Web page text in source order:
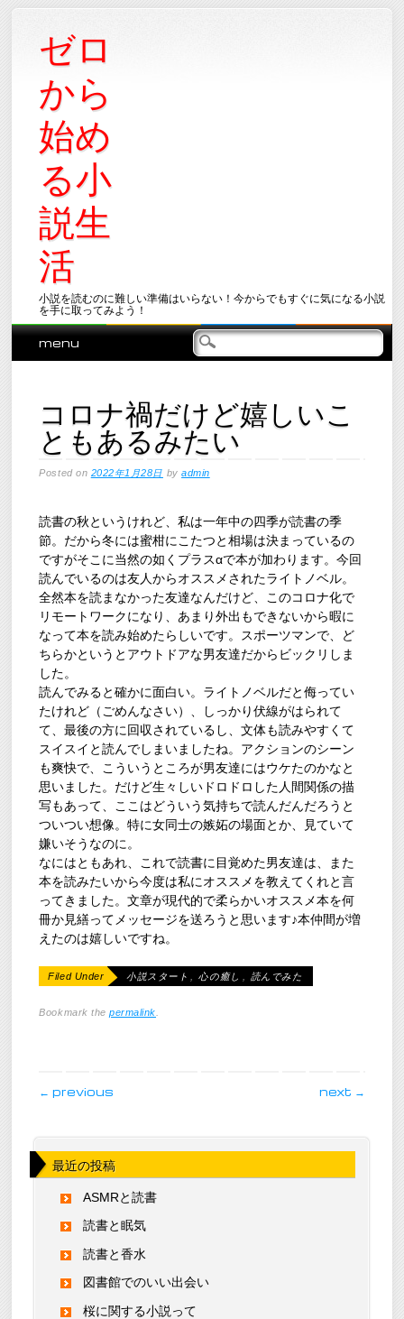
ゼロ
から
始め
る小
説生
活
小説を読むのに難しい準備はいらない！今からでもすぐに気になる小説
を手に取ってみよう！
Main menu
Skip
menu
コロナ禍だけど嬉しいこ
ともあるみたい
Posted on 2022年1月28日 byadmin
読書の秋というけれど、私は一年中の四季が読書の季
節。だから冬には蜜柑にこたつと相場は決まっているの
ですがそこに当然の如くプラスαで本が加わります。今回
読んでいるのは友人からオススメされたライトノベル。
全然本を読まなかった友達なんだけど、このコロナ化で
リモートワークになり、あまり外出もできないから暇に
なって本を読み始めたらしいです。スポーツマンで、ど
ちらかというとアウトドアな男友達だからビックリしま
した。
読んでみると確かに面白い。ライトノベルだと侮ってい
たけれど（ごめんなさい）、しっかり伏線がはられて
て、最後の方に回収されているし、文体も読みやすくて
スイスイと読んでしまいましたね。アクションのシーン
も爽快で、こういうところが男友達にはウケたのかなと
思いました。だけど生々しいドロドロした人間関係の描
写もあって、ここはどういう気持ちで読んだんだろうと
ついつい想像。特に女同士の嫉妬の場面とか、見ていて
嫌いそうなのに。
なにはともあれ、これで読書に目覚めた男友達は、また
本を読みたいから今度は私にオススメを教えてくれと言
ってきました。文章が現代的で柔らかいオススメ本を何
冊か見繕ってメッセージを送ろうと思います♪本仲間が増
えたのは嬉しいですね。
Filed Under 小説スタート , 心の癒し , 読んでみた
Bookmark thepermalink.
post navigation
← previous next →
最近の投稿
ASMRと読書
読書と眠気
読書と香水
図書館でのいい出会い
桜に関する小説って